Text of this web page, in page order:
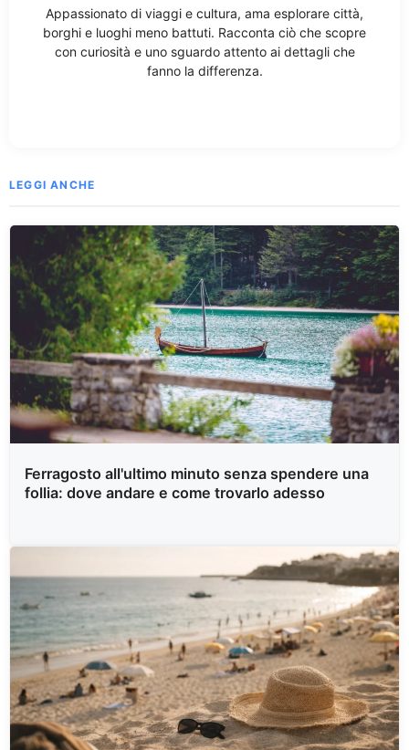
Appassionato di viaggi e cultura, ama esplorare città,
borghi e luoghi meno battuti. Racconta ciò che scopre
con curiosità e uno sguardo attento ai dettagli che
fanno la differenza.
Ferragosto all'ultimo minuto senza spendere una
follia: dove andare e come trovarlo adesso
LEGGI ANCHE